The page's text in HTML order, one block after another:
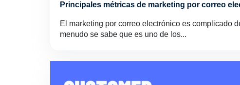
Principales métricas de marketing por correo
El marketing por correo electrónico es complicado
menudo se sabe que es uno de los...